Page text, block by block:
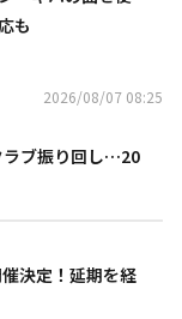
も
2026/08/07 08:25
ラブ振り回し…20
決定！延期を経